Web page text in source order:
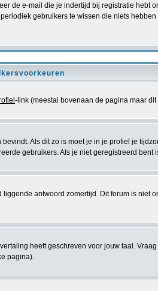
de e-mail die je indertijd bij registratie hebt
gebruikers te wissen die niets
-link (meestal bovenaan de pagina maar
Als dit zo is moet je in je profiel je
gebruikers. Als je niet geregistreerd bent
antwoord zomertijd. Dit forum is
heeft geschreven voor jouw taal.
pagina).